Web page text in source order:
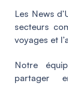
Les News
secteurs
voyages et
Notre
partager